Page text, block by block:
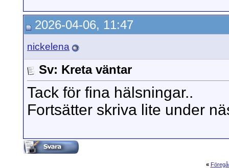
2026-04-06, 11:47
nickelena
Sv: Kreta väntar
Tack för fina hälsningar..
Fortsätter skriva lite under
«